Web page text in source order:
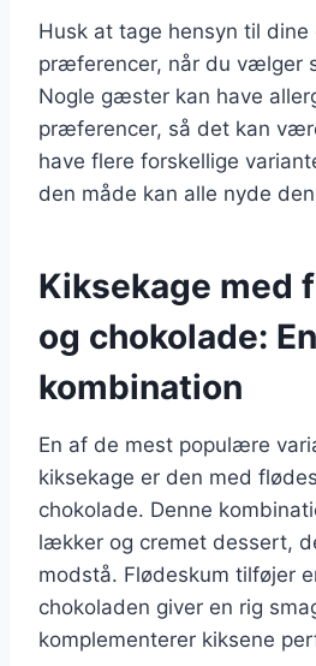
Husk at tage hensyn til
præferencer, når du vælger
Nogle gæster kan have
præferencer, så det kan
have flere forskellige
den måde kan alle nyde
Kiksekage med
og chokolade:
kombination
En af de mest populære
kiksekage er den med
chokolade. Denne
lækker og cremet dessert,
modstå. Flødeskum tilføjer
chokoladen giver en rig
komplementerer kiksene